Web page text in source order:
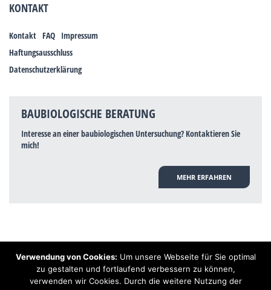
KONTAKT
Kontakt FAQ Impressum
Haftungsausschluss
Datenschutzerklärung
BAUBIOLOGISCHE BERATUNG
Interesse an einer baubiologischen Untersuchung? Kontaktieren Sie
mich!
MEHR ERFAHREN
Hinweis: Trotz zahlreicher Studien, die einen Zusammenhang zwischen
Elektrosmog und gesundheitlichen Problemen aufzeigen, ist es von der
praktischen Schulmedizin bisher wissenschaftlich nicht anerkannt, dass
Verwendung von Cookies: Um unsere Webseite für Sie optimal
zu gestalten und fortlaufend verbessern zu können,
verwenden wir Cookies. Durch die weitere Nutzung der